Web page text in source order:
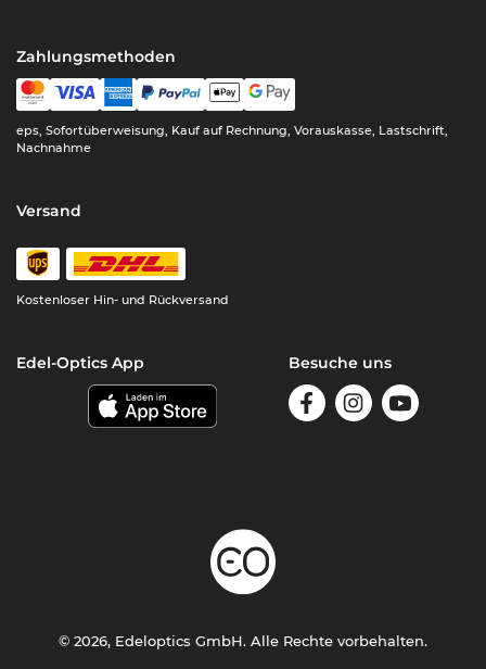
Zahlungsmethoden
eps, Sofortüberweisung, Kauf auf Rechnung, Vorauskasse, Lastschrift,
Nachnahme
Versand
Kostenloser Hin- und Rückversand
Edel-Optics App Besuche uns
© 2026, Edeloptics GmbH. Alle Rechte vorbehalten.